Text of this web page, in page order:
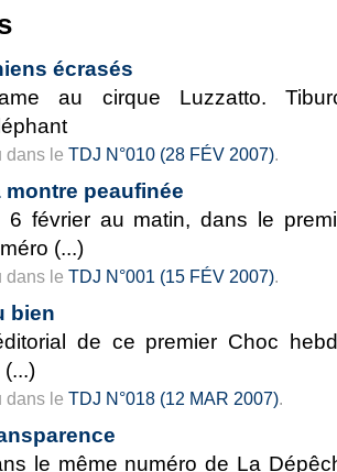
écrasés
au cirque Luzzatto.
dans le TDJ N°010 (28 FÉV 2007).
montre peaufinée
6 février au matin, dans le
(...)
dans le TDJ N°001 (15 FÉV 2007).
bien
de ce premier Choc
(...)
dans le TDJ N°018 (12 MAR 2007).
le même numéro de La